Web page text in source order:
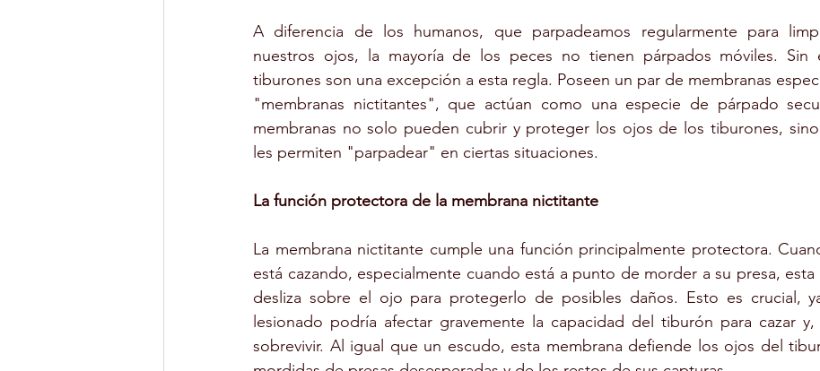
A diferencia de los humanos, que parpadeamos regularmente para
nuestros ojos, la mayoría de los peces no tienen párpados móviles. Sin
tiburones son una excepción a esta regla. Poseen un par de membranas
"membranas nictitantes", que actúan como una especie de párpado
membranas no solo pueden cubrir y proteger los ojos de los tiburones,
les permiten "parpadear" en ciertas situaciones.
La función protectora de la membrana nictitante
La membrana nictitante cumple una función principalmente protectora.
está cazando, especialmente cuando está a punto de morder a su presa, esta
desliza sobre el ojo para protegerlo de posibles daños. Esto es crucial,
lesionado podría afectar gravemente la capacidad del tiburón para cazar
sobrevivir. Al igual que un escudo, esta membrana defiende los ojos del